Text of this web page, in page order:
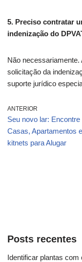
5. Preciso contratar
indenização do
Não
solicitação da
suporte jurídico
ANTERIOR
Seu novo lar: Encontre
Casas, Apartamentos e
kitnets para Alugar
Posts recentes
Identificar plantas com